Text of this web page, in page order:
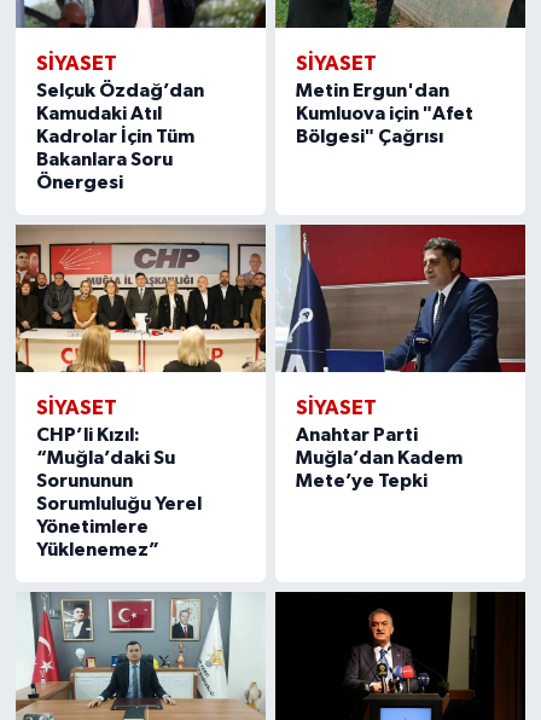
SIYASET
Selçuk Özdağ’dan
Kamudaki Atıl
Kadrolar İçin Tüm
Bakanlara Soru
Önergesi
SIYASET
Metin Ergun'dan
Kumluova için "Afet
Bölgesi" Çağrısı
SIYASET
CHP’li Kızıl:
“Muğla’daki Su
Sorununun
Sorumluluğu Yerel
Yönetimlere
Yüklenemez”
SIYASET
Anahtar Parti
Muğla’dan Kadem
Mete’ye Tepki